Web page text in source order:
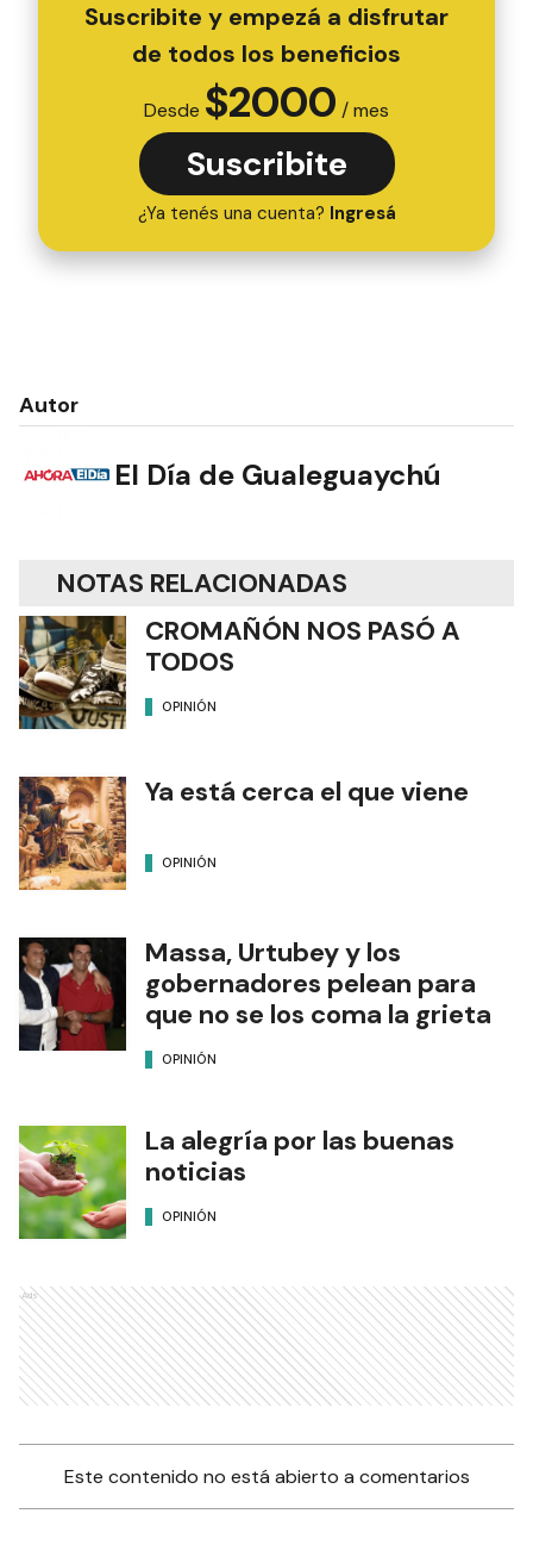
Suscribite y empezá a disfrutar
de todos los beneficios
Desde $2000 / mes
Suscribite
¿Ya tenés una cuenta? Ingresá
Autor
El Día de Gualeguaychú
NOTAS RELACIONADAS
CROMAÑÓN NOS PASÓ A
TODOS
OPINIÓN
Ya está cerca el que viene
OPINIÓN
Massa, Urtubey y los
gobernadores pelean para
que no se los coma la grieta
OPINIÓN
La alegría por las buenas
noticias
OPINIÓN
Ads
Este contenido no está abierto a comentarios